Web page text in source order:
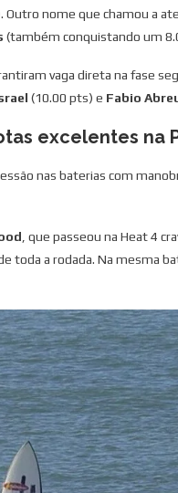
nome que chamou a
(também conquistando um
vaga direta na fase
(10.00 pts) e Fabio
excelentes na
nas baterias com
, que passeou na Heat 4
toda a rodada. Na mesma